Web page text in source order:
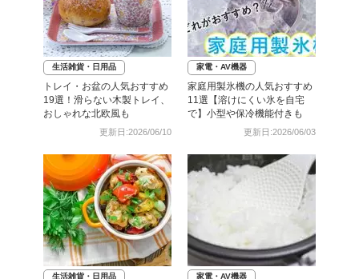
生活雑貨・日用品
トレイ・お盆の人気おすすめ
19選！滑らない木製トレイ、
おしゃれな北欧風も
更新日:2026/06/10
家電・AV機器
家庭用製氷機の人気おすすめ
11選【溶けにくい氷を自宅
で】小型や保冷機能付きも
更新日:2026/06/03
生活雑貨・日用品 家電・AV機器